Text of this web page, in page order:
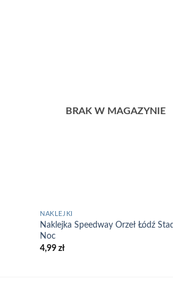
BRAK W MAGAZYNIE
NAKLEJKI
Naklejka Speedway Orzeł Łódź
Noc
4,99zł